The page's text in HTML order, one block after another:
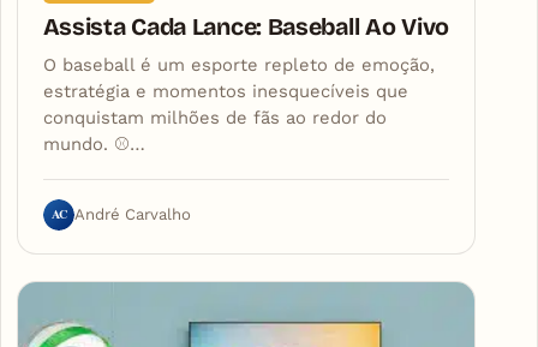
Assista Cada Lance: Baseball Ao Vivo
O baseball é um esporte repleto de emoção,
estratégia e momentos inesquecíveis que
conquistam milhões de fãs ao redor do
mundo. ⚾…
AC André Carvalho